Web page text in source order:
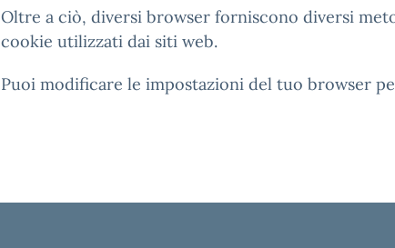
Oltre a ciò, diversi browser forniscono diversi
cookie utilizzati dai siti web.
Puoi modificare le impostazioni del tuo browser